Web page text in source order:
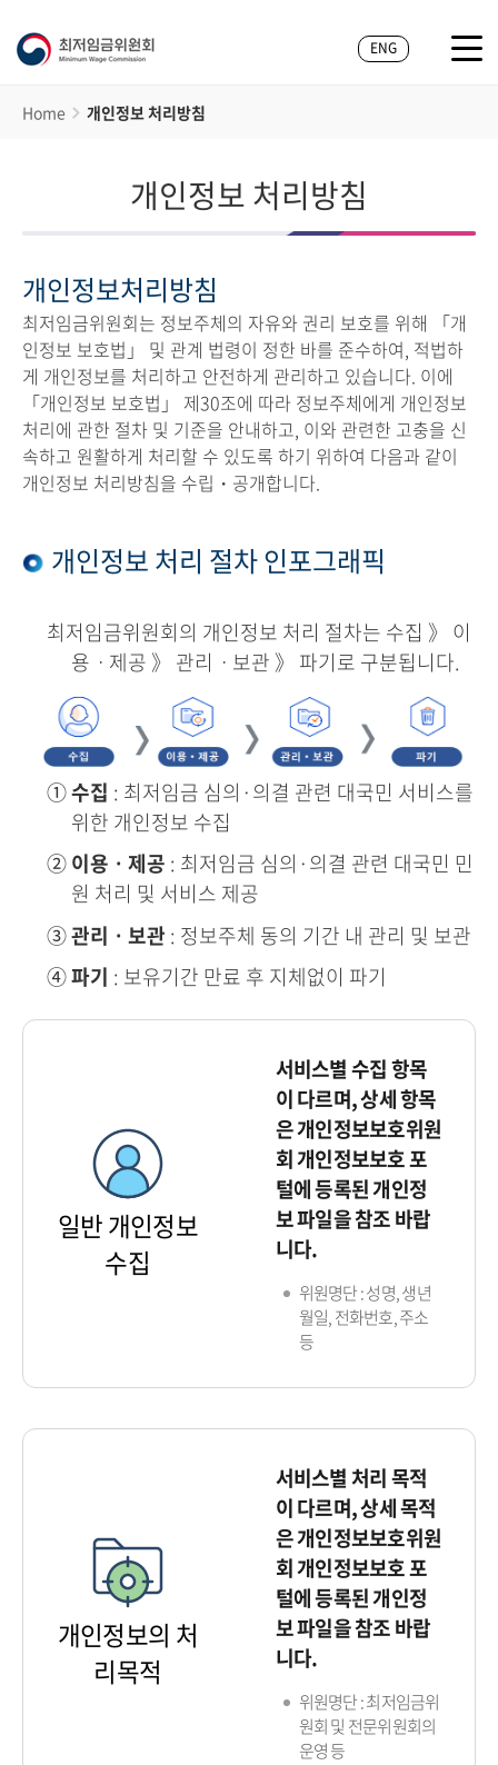
ENG
Home 개인정보 처리방침
개인정보 처리방침
개인정보처리방침
최저임금위원회는 정보주체의 자유와 권리 보호를 위해 「개
인정보 보호법」 및 관계 법령이 정한 바를 준수하여, 적법하
게 개인정보를 처리하고 안전하게 관리하고 있습니다. 이에
「개인정보 보호법」 제30조에 따라 정보주체에게 개인정보
처리에 관한 절차 및 기준을 안내하고, 이와 관련한 고충을 신
속하고 원활하게 처리할 수 있도록 하기 위하여 다음과 같이
개인정보 처리방침을 수립・공개합니다.
개인정보 처리 절차 인포그래픽
최저임금위원회의 개인정보 처리 절차는 수집 》 이
용ㆍ제공 》 관리ㆍ보관 》 파기로 구분됩니다.
①수집 : 최저임금 심의·의결 관련 대국민 서비스를
위한 개인정보 수집
② 이용ㆍ제공 : 최저임금 심의·의결 관련 대국민 민
원 처리 및 서비스 제공
③관리ㆍ보관 : 정보주체 동의 기간 내 관리 및 보관
④파기 : 보유기간 만료 후 지체없이 파기
일반 개인정보
수집
서비스별 수집 항목
이 다르며, 상세 항목
은 개인정보보호위원
회 개인정보보호 포
털에 등록된 개인정
보 파일을 참조 바랍
니다.
위원명단 : 성명, 생년
월일, 전화번호, 주소
등
개인정보의 처
리목적
서비스별 처리 목적
이 다르며, 상세 목적
은 개인정보보호위원
회 개인정보보호 포
털에 등록된 개인정
보 파일을 참조 바랍
니다.
위원명단 : 최저임금위
원회 및 전문위원회의
운영 등